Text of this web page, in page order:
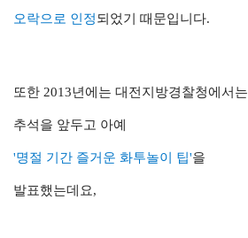
오락으로 인정되었기 때문입니다.
또한 2013년에는 대전지방경찰청에서는
추석을 앞두고 아예
'명절 기간 즐거운 화투놀이 팁'을
발표했는데요,